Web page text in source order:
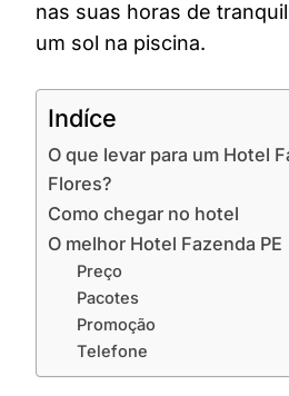
nas suas horas de
um sol na piscina.
Indíce
O que levar para um Hotel
Flores?
Como chegar no hotel
O melhor Hotel Fazenda PE
Preço
Pacotes
Promoção
Telefone